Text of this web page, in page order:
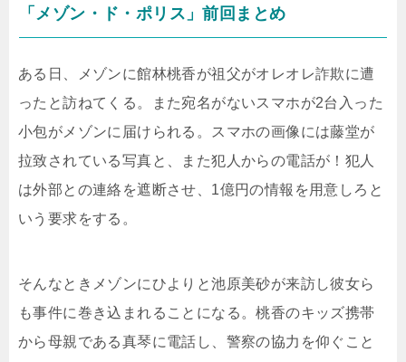
「メゾン・ド・ポリス」前回まとめ
ある日、メゾンに館林桃香が祖父がオレオレ詐欺に遭
ったと訪ねてくる。また宛名がないスマホが2台入った
小包がメゾンに届けられる。スマホの画像には藤堂が
拉致されている写真と、また犯人からの電話が！犯人
は外部との連絡を遮断させ、1億円の情報を用意しろと
いう要求をする。
そんなときメゾンにひよりと池原美砂が来訪し彼女ら
も事件に巻き込まれることになる。桃香のキッズ携帯
から母親である真琴に電話し、警察の協力を仰ぐこと